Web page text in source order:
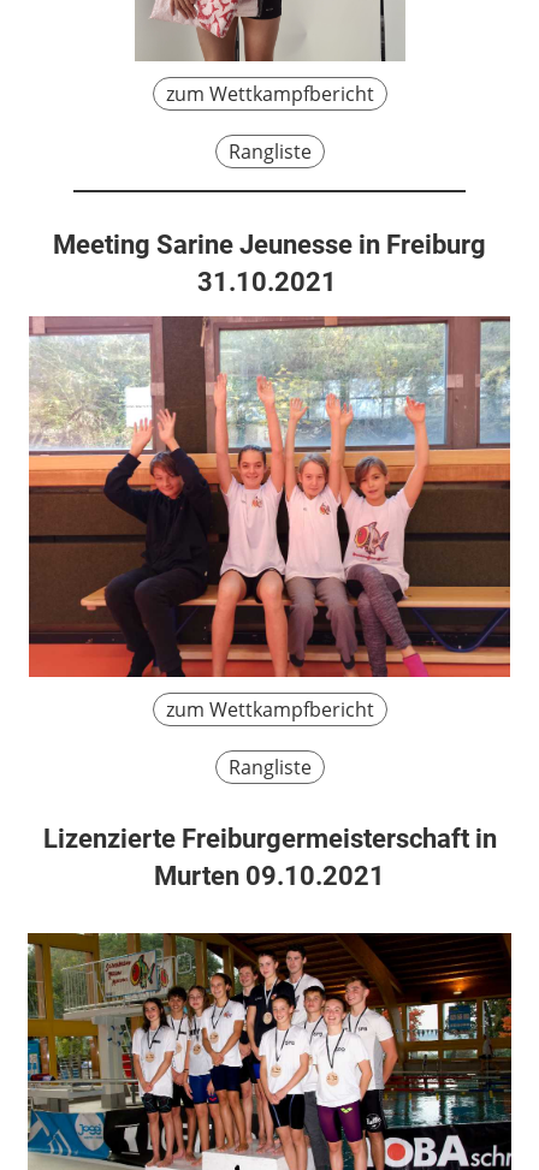
zum Wettkampfbericht
Rangliste
Meeting Sarine Jeunesse in Freiburg
31.10.2021
zum Wettkampfbericht
Rangliste
Lizenzierte Freiburgermeisterschaft in
Murten 09.10.2021